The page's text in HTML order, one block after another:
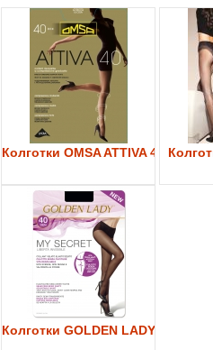
Колготки OMSA ATTIVA 40
Колготки GOLDEN LADY My